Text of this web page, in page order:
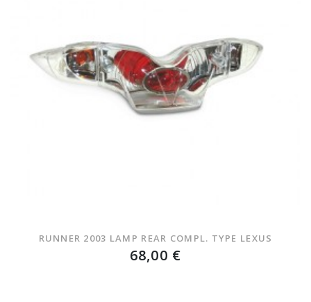
RUNNER 2003 LAMP REAR COMPL. TYPE LEXUS
68,00 €